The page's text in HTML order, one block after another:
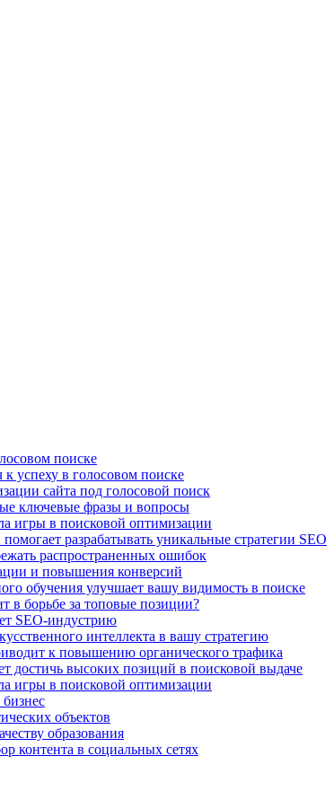
поиске
успеху в голосовом поиске
сайта под голосовой поиск
ключевые фразы и вопросы
игры в поисковой оптимизации
разрабатывать уникальные стратегии SEO
распространенных ошибок
и повышения конверсий
обучения улучшает вашу видимость в поиске
в борьбе за топовые позиции?
SEO-индустрию
интеллекта в вашу стратегию
к повышению органического трафика
достичь высоких позиций в поисковой выдаче
игры в поисковой оптимизации
объектов
образования
контента в социальных сетях